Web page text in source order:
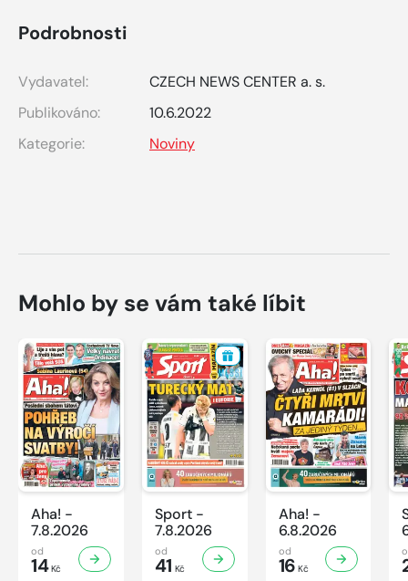
Podrobnosti
Vydavatel:
CZECH NEWS CENTER a. s.
Publikováno:
10.6.2022
Kategorie:
Noviny
Mohlo by se vám také líbit
Aha! -
7.8.2026
od
14Kč
Sport -
7.8.2026
od
41 Kč
Aha! -
6.8.2026
od
16 Kč